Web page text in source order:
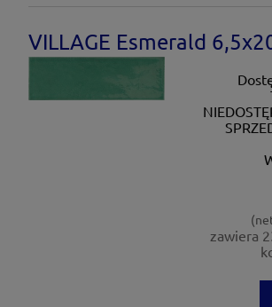
VILLAGE Esmerald
zawiera